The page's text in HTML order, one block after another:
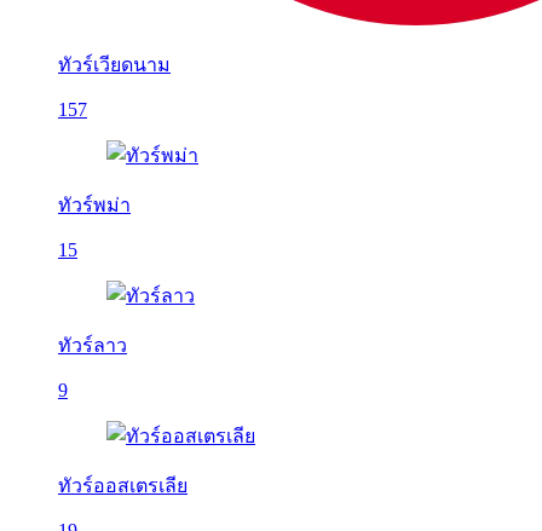
ทัวร์เวียดนาม
157
ทัวร์พม่า
15
ทัวร์ลาว
9
ทัวร์ออสเตรเลีย